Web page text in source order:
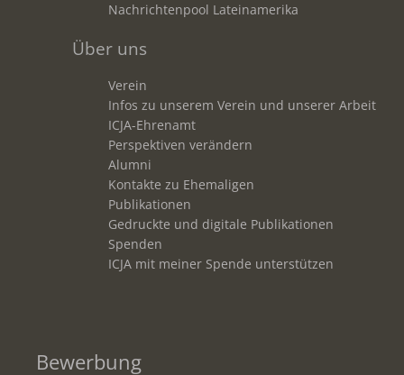
Nachrichtenpool Lateinamerika
Über uns
Verein
Infos zu unserem Verein und unserer Arbeit
ICJA-Ehrenamt
Perspektiven verändern
Alumni
Kontakte zu Ehemaligen
Publikationen
Gedruckte und digitale Publikationen
Spenden
ICJA mit meiner Spende unterstützen
Bewerbung